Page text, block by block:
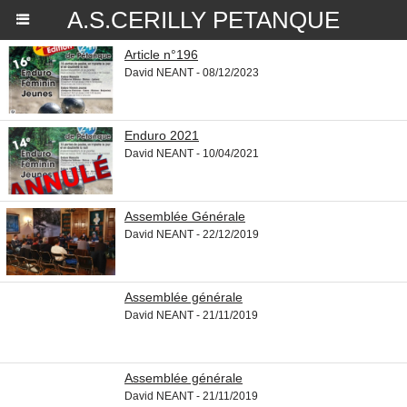
A.S.CERILLY PETANQUE
Article n°196
David NEANT - 08/12/2023
Enduro 2021
David NEANT - 10/04/2021
Assemblée Générale
David NEANT - 22/12/2019
Assemblée générale
David NEANT - 21/11/2019
Assemblée générale
David NEANT - 21/11/2019